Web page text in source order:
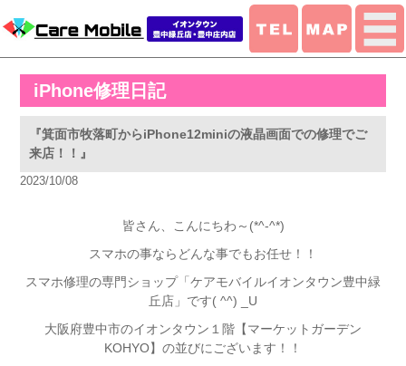
iPhone修理日記
『箕面市牧落町からiPhone12miniの液晶画面での修理でご
来店！！』
2023/10/08
皆さん、こんにちわ～(*^-^*)
スマホの事ならどんな事でもお任せ！！
スマホ修理の専門ショップ「ケアモバイルイオンタウン豊中緑
丘店」です( ^^) _U
大阪府豊中市のイオンタウン１階【マーケットガーデン
KOHYO】の並びにございます！！